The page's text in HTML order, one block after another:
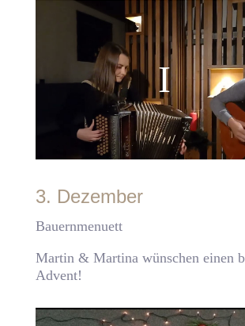
3. Dezember
Bauernmenuett
Martin & Martina wünschen einen
Advent!